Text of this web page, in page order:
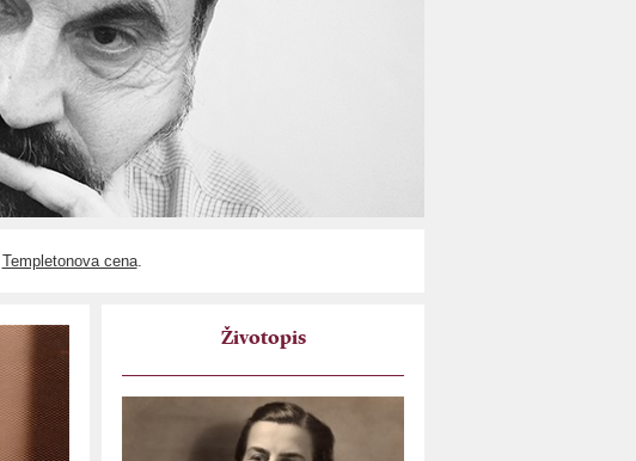
Templetonova cena.
Životopis